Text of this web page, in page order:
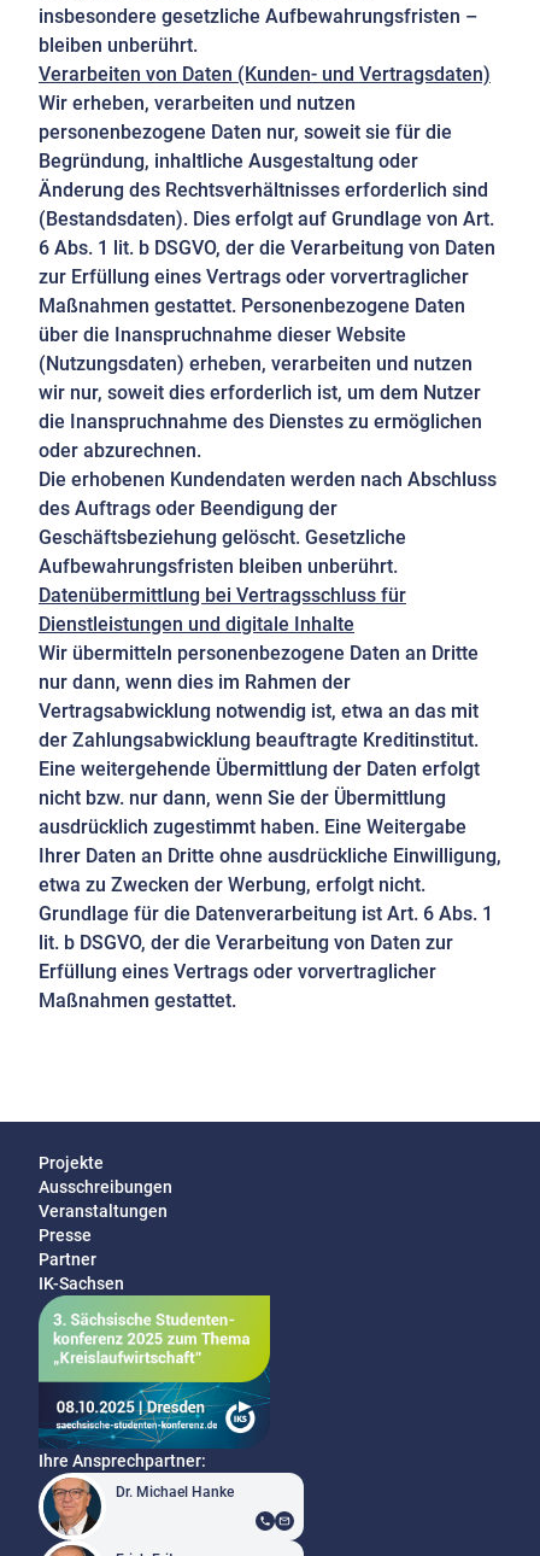
insbesondere gesetzliche Aufbewahrungsfristen –
bleiben unberührt.
Verarbeiten von Daten (Kunden- und Vertragsdaten)
Wir erheben, verarbeiten und nutzen
personenbezogene Daten nur, soweit sie für die
Begründung, inhaltliche Ausgestaltung oder
Änderung des Rechtsverhältnisses erforderlich sind
(Bestandsdaten). Dies erfolgt auf Grundlage von Art.
6 Abs. 1 lit. b DSGVO, der die Verarbeitung von Daten
zur Erfüllung eines Vertrags oder vorvertraglicher
Maßnahmen gestattet. Personenbezogene Daten
über die Inanspruchnahme dieser Website
(Nutzungsdaten) erheben, verarbeiten und nutzen
wir nur, soweit dies erforderlich ist, um dem Nutzer
die Inanspruchnahme des Dienstes zu ermöglichen
oder abzurechnen.
Die erhobenen Kundendaten werden nach Abschluss
des Auftrags oder Beendigung der
Geschäftsbeziehung gelöscht. Gesetzliche
Aufbewahrungsfristen bleiben unberührt.
Datenübermittlung bei Vertragsschluss für
Dienstleistungen und digitale Inhalte
Wir übermitteln personenbezogene Daten an Dritte
nur dann, wenn dies im Rahmen der
Vertragsabwicklung notwendig ist, etwa an das mit
der Zahlungsabwicklung beauftragte Kreditinstitut.
Eine weitergehende Übermittlung der Daten erfolgt
nicht bzw. nur dann, wenn Sie der Übermittlung
ausdrücklich zugestimmt haben. Eine Weitergabe
Ihrer Daten an Dritte ohne ausdrückliche Einwilligung,
etwa zu Zwecken der Werbung, erfolgt nicht.
Grundlage für die Datenverarbeitung ist Art. 6 Abs. 1
lit. b DSGVO, der die Verarbeitung von Daten zur
Erfüllung eines Vertrags oder vorvertraglicher
Maßnahmen gestattet.
Projekte
Ausschreibungen
Veranstaltungen
Presse
Partner
IK-Sachsen
Ihre Ansprechpartner:
Dr. Michael Hanke